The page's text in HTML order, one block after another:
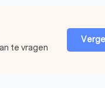
te vragen